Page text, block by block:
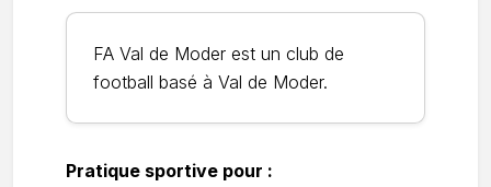
FA Val de Moder est un club de
football basé à Val de Moder.
Pratique sportive pour :